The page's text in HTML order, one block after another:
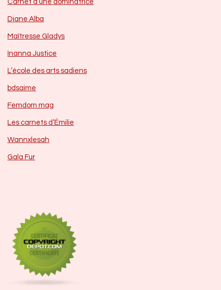
Carnet d’une dominatrice
Diane Alba
Maîtresse Gladys
Inanna Justice
L’école des arts sadiens
bdsaime
Femdom mag
Les carnets d’Émilie
Wannxlesah
Gala Fur